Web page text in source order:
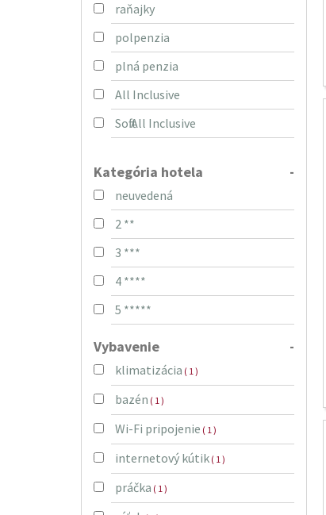
raňajky
polpenzia
plná penzia
All Inclusive
Soft All Inclusive
Kategória hotela -
neuvedená
2 **
3 ***
4 ****
5 *****
Vybavenie -
klimatizácia ( 1 )
bazén ( 1 )
Wi-Fi pripojenie ( 1 )
internetový kútik ( 1 )
práčka ( 1 )